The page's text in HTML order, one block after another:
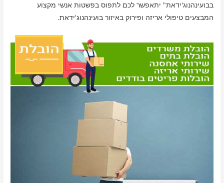
בבועינהנוג'ידאת" יתאפשר לכם לתפוס בפשטות אנשי מקצוע
המבצעים טיפולי אריזה ופירוק באיזור בועינהנוג'ידאת.